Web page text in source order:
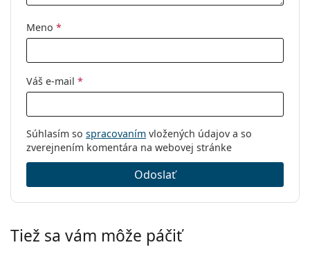
Meno *
Váš e-mail *
Súhlasím so spracovaním vložených údajov a so
zverejnením komentára na webovej stránke
Odoslať
Tiež sa vám môže páčiť